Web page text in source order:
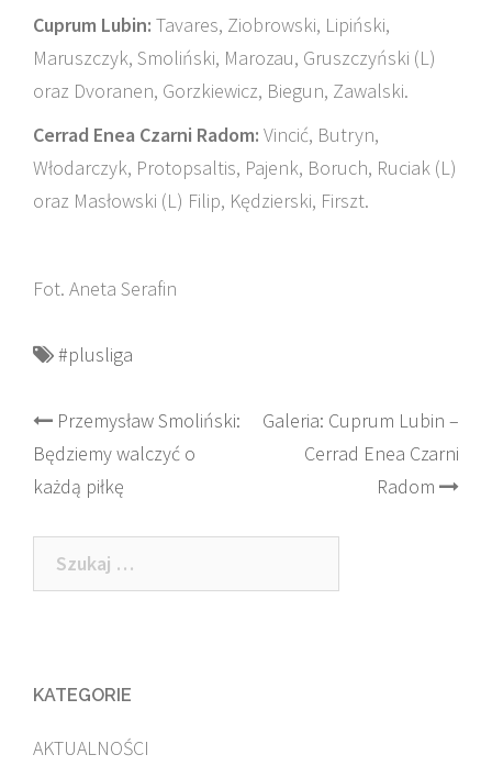
Cuprum Lubin: Tavares, Ziobrowski, Lipiński,
Maruszczyk, Smoliński, Marozau, Gruszczyński (L)
oraz Dvoranen, Gorzkiewicz, Biegun, Zawalski.
Cerrad Enea Czarni Radom: Vincić, Butryn,
Włodarczyk, Protopsaltis, Pajenk, Boruch, Ruciak (L)
oraz Masłowski (L) Filip, Kędzierski, Firszt.
Fot. Aneta Serafin
#plusliga
Post
navigation
Przemysław Smoliński:
Będziemy walczyć o
każdą piłkę
Galeria: Cuprum Lubin –
Cerrad Enea Czarni
Radom
Szukaj:
KATEGORIE
AKTUALNOŚCI